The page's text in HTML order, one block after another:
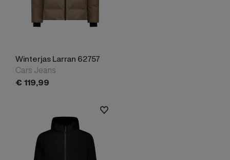
Winterjas Larran 62757
Cars Jeans
€ 119,99